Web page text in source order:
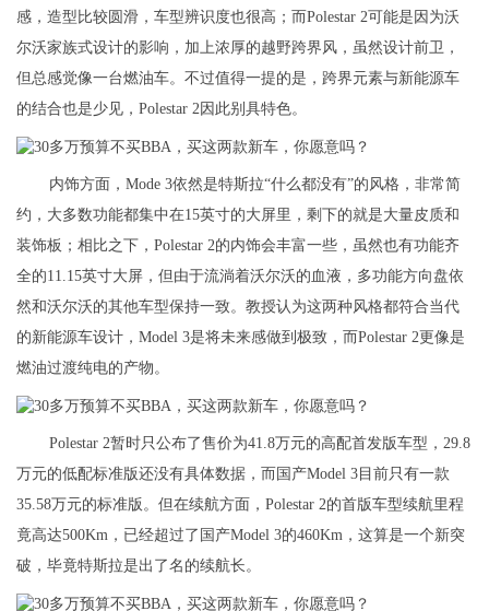
感，造型比较圆滑，车型辨识度也很高；而Polestar 2可能是因为沃
尔沃家族式设计的影响，加上浓厚的越野跨界风，虽然设计前卫，
但总感觉像一台燃油车。不过值得一提的是，跨界元素与新能源车
的结合也是少见，Polestar 2因此别具特色。
内饰方面，Mode 3依然是特斯拉“什么都没有”的风格，非常简
约，大多数功能都集中在15英寸的大屏里，剩下的就是大量皮质和
装饰板；相比之下，Polestar 2的内饰会丰富一些，虽然也有功能齐
全的11.15英寸大屏，但由于流淌着沃尔沃的血液，多功能方向盘依
然和沃尔沃的其他车型保持一致。教授认为这两种风格都符合当代
的新能源车设计，Model 3是将未来感做到极致，而Polestar 2更像是
燃油过渡纯电的产物。
Polestar 2暂时只公布了售价为41.8万元的高配首发版车型，29.8
万元的低配标准版还没有具体数据，而国产Model 3目前只有一款
35.58万元的标准版。但在续航方面，Polestar 2的首版车型续航里程
竟高达500Km，已经超过了国产Model 3的460Km，这算是一个新突
破，毕竟特斯拉是出了名的续航长。